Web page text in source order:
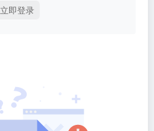
立即登录